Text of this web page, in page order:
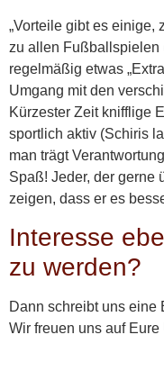
„Vorteile gibt es einige,
zu allen Fußballspielen
regelmäßig etwas
Umgang mit den
Kürzester Zeit knifflige
sportlich aktiv (Schiris
man trägt
Spaß! Jeder, der gerne
zeigen, dass er es
Interesse
zu werden?
Dann schreibt uns eine
Wir freuen uns auf Eure